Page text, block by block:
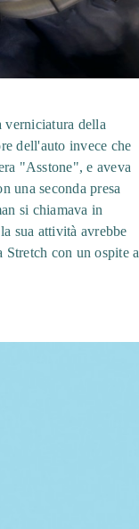
della
dell'auto invece che
"Asstone", e aveva
una seconda presa
si chiamava in
sua attività avrebbe
con un ospite a